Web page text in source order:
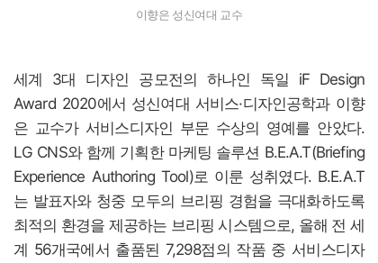
이향은 성신여대 교수
세계 3대 디자인 공모전의 하나인 독일 iF Design
Award 2020에서 성신여대 서비스·디자인공학과 이향
은 교수가 서비스디자인 부문 수상의 영예를 안았다.
LG CNS와 함께 기획한 마케팅 솔루션 B.E.A.T(Briefing
Experience Authoring Tool)로 이룬 성취였다. B.E.A.T
는 발표자와 청중 모두의 브리핑 경험을 극대화하도록
최적의 환경을 제공하는 브리핑 시스템으로, 올해 전 세
계 56개국에서 출품된 7,298점의 작품 중 서비스디자